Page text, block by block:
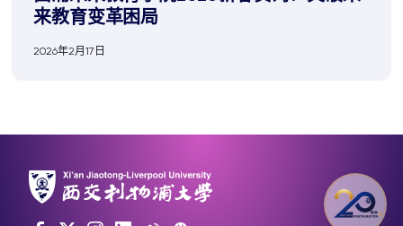
来教育变革困局
2026年2月17日